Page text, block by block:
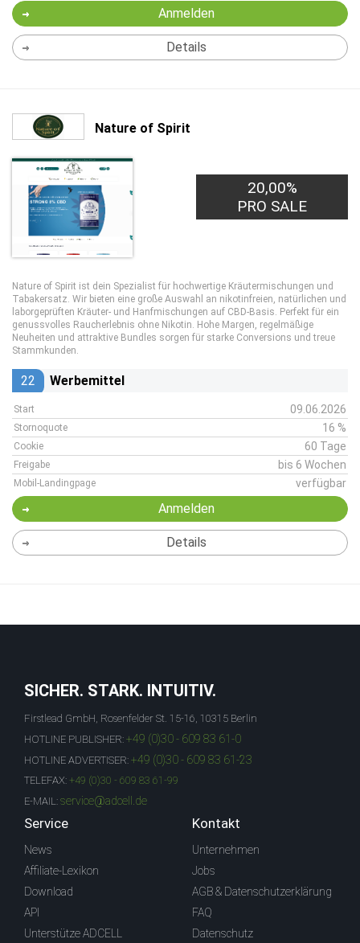
Anmelden
Details
Nature of Spirit
20,00%
PRO SALE
Nature of Spirit ist dein Spezialist für hochwertige Kräutermischungen und
Tabakersatz. Wir bieten eine große Auswahl an nikotinfreien, natürlichen und
laborgeprüften Kräuter- und Hanfmischungen auf CBD-Basis. Perfekt für ein
genussvolles Raucherlebnis ohne Nikotin. Hohe Margen, regelmäßige
Neuheiten und attraktive Bundles sorgen für starke Conversions und treue
Stammkunden.
22 Werbemittel
Start 09.06.2026
Stornoquote 16 %
Cookie 60 Tage
Freigabe bis 6 Wochen
Mobil-Landingpage verfügbar
Anmelden
Details
SICHER. STARK. INTUITIV.
Firstlead GmbH, Rosenfelder St. 15-16, 10315 Berlin
HOTLINE PUBLISHER: +49 (0)30 - 609 83 61-0
HOTLINE ADVERTISER: +49 (0)30 - 609 83 61-23
TELEFAX: +49 (0)30 - 609 83 61-99
E-MAIL: service@adcell.de
Service
News
Affiliate-Lexikon
Download
API
Unterstütze ADCELL
Kontakt
Unternehmen
Jobs
AGB & Datenschutzerklärung
FAQ
Datenschutz